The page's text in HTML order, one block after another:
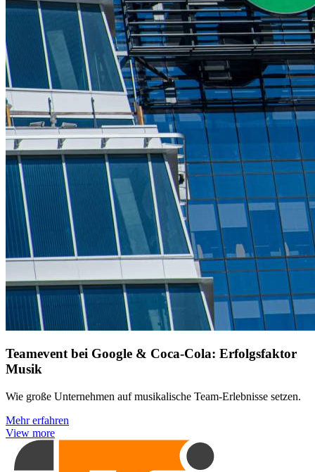
Teamevent bei Google & Coca-Cola: Erfolgsfaktor
Musik
Wie große Unternehmen auf musikalische Team-Erlebnisse setzen.
Mehr erfahren
View more